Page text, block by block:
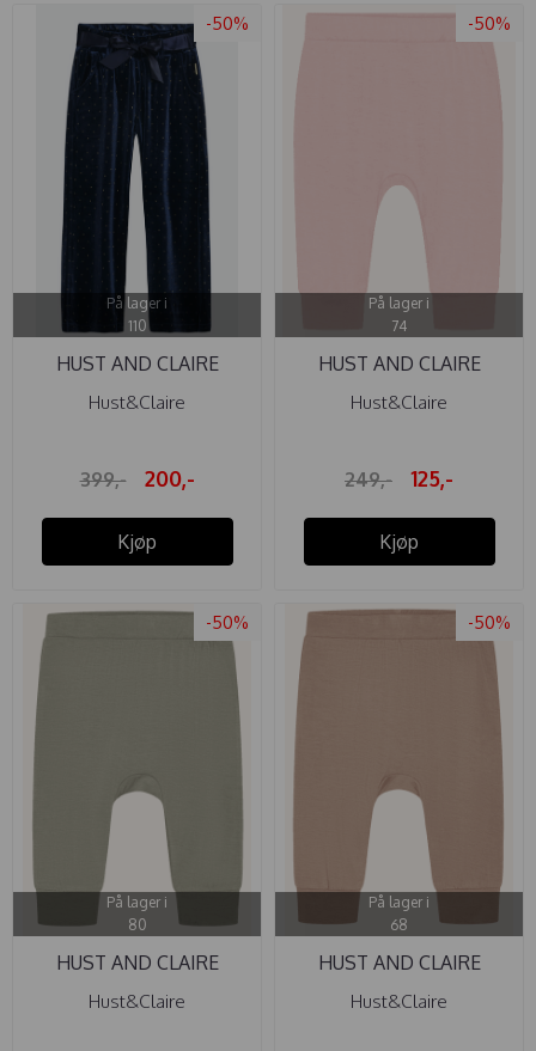
-50%
På lager i
110
HUST AND CLAIRE
BUKSE GEMMA ...
Hust&Claire
399,- 200,-
Kjøp
-50%
På lager i
74
HUST AND CLAIRE
BUKSE BAMBUS ...
Hust&Claire
249,- 125,-
Kjøp
-50%
På lager i
80
HUST AND CLAIRE
BUKSE BAMBUS ...
Hust&Claire
-50%
På lager i
68
HUST AND CLAIRE
BUKSE BAMBUS ...
Hust&Claire